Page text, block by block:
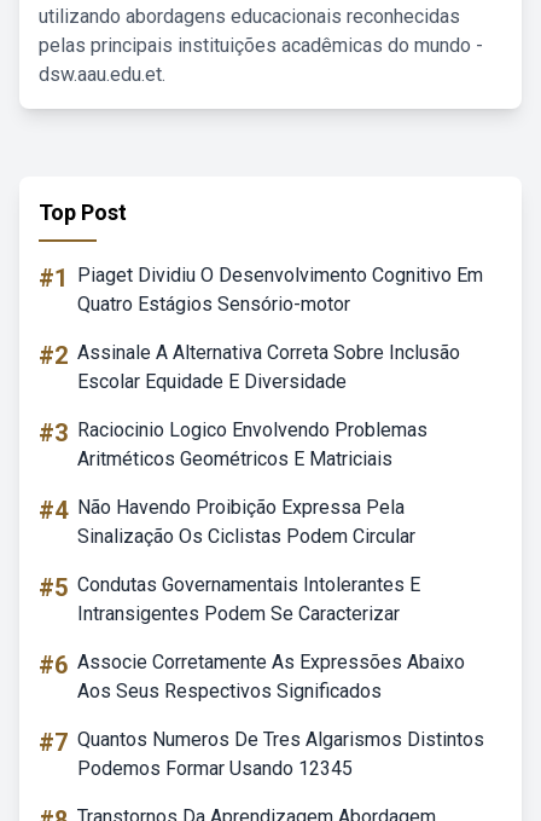
utilizando abordagens educacionais reconhecidas
pelas principais instituições acadêmicas do mundo -
dsw.aau.edu.et.
Top Post
#1
Piaget Dividiu O Desenvolvimento Cognitivo Em
Quatro Estágios Sensório-motor
#2 Assinale A Alternativa Correta Sobre Inclusão
Escolar Equidade E Diversidade
#3 Raciocinio Logico Envolvendo Problemas
Aritméticos Geométricos E Matriciais
#4 Não Havendo Proibição Expressa Pela
Sinalização Os Ciclistas Podem Circular
#5 Condutas Governamentais Intolerantes E
Intransigentes Podem Se Caracterizar
#6 Associe Corretamente As Expressões Abaixo
Aos Seus Respectivos Significados
#7 Quantos Numeros De Tres Algarismos Distintos
Podemos Formar Usando 12345